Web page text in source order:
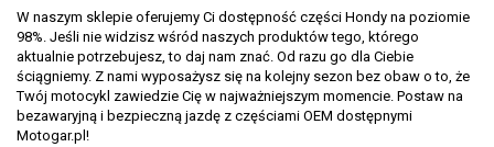
W naszym sklepie oferujemy Ci dostępność części Hondy na poziomie
98%. Jeśli nie widzisz wśród naszych produktów tego, którego
aktualnie potrzebujesz, to daj nam znać. Od razu go dla Ciebie
ściągniemy. Z nami wyposażysz się na kolejny sezon bez obaw o to, że
Twój motocykl zawiedzie Cię w najważniejszym momencie. Postaw na
bezawaryjną i bezpieczną jazdę z częściami OEM dostępnymi
Motogar.pl!